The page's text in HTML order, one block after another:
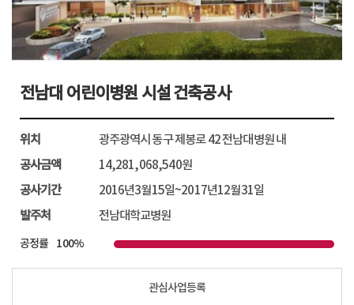
자세히보기
전남대 어린이병원 시설 건축공사
위치
광주광역시 동구 제봉로 42 전남대병원 내
공사금액
14,281,068,540원
공사기간
2016년3월15일~2017년12월31일
발주처
전남대학교병원
공정률 100%
관심사업등록